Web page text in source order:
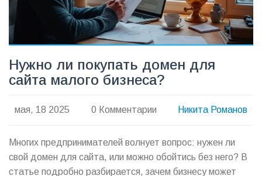
Нужно ли покупать домен для
сайта малого бизнеса?
мая, 18 2025 0 Комментарии Никита Романов
Многих предпринимателей волнует вопрос: нужен ли
свой домен для сайта, или можно обойтись без него? В
статье подробно разбирается, зачем бизнесу может